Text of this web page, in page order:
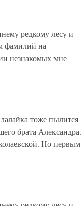
редкому лесу и
фамилий на
незнакомых мне
тоже пылится
брата Александра.
Но первым